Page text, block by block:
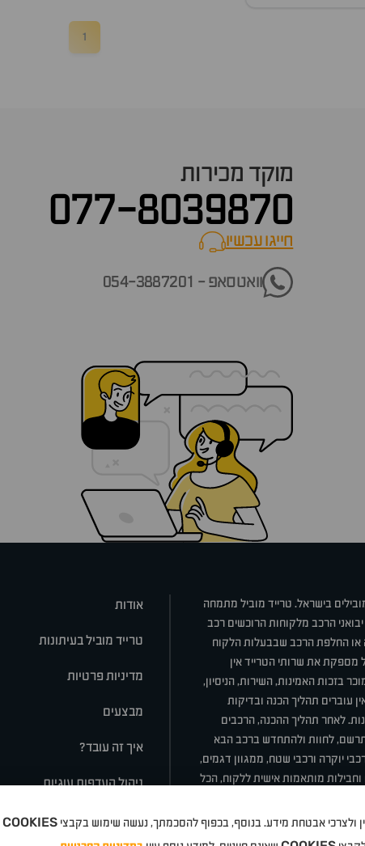
1
מוקד מכירות
077-8039870
חייגו עכשיוcall now
וואטסאפ - 054-3887201
בישראל. טרייד מוביל מתמחה
הרכב מלקוחות הרוכשים רכב
או החלפת הרכב שבבעלות הלקוח
מספקת את שרותי הטרייד אין
בזכות האמינות, השירות, הניסיון,
עוברים תהליך הכנה ובדיקות
לאחר תהליך ההכנה, הרכבים
לחוות ולהתחדש ברכב הבא
יוקרה ורכבי שטח, ממגוון דגמים,
וחבילות מותאמות אישית ללקוח, הכל
אודות
טרייד מוביל בעיתונות
מדיניות פרטיות
מבצעים
איך זה עובד?
ניהול העדפות עוגיות
ולצרכי אבטחת מידע. בנוסף, בכפוף להסכמתך, נעשה שימוש בקבצי COOKIES